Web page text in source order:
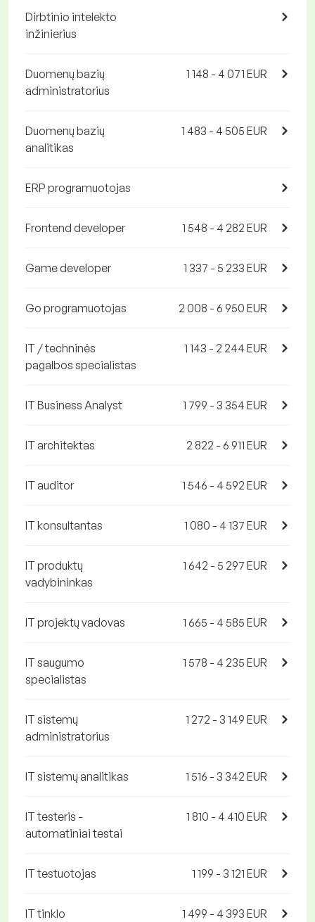
Dirbtinio intelekto
inžinierius
Duomenų bazių
administratorius
1 148 - 4 071 EUR
Duomenų bazių
analitikas
1 483 - 4 505 EUR
ERP programuotojas
Frontend developer 1 548 - 4 282 EUR
Game developer 1 337 - 5 233 EUR
Go programuotojas 2 008 - 6 950 EUR
IT / techninės
pagalbos specialistas
1 143 - 2 244 EUR
IT Business Analyst 1 799 - 3 354 EUR
IT architektas 2 822 - 6 911 EUR
IT auditor 1 546 - 4 592 EUR
IT konsultantas 1 080 - 4 137 EUR
IT produktų
vadybininkas
1 642 - 5 297 EUR
IT projektų vadovas 1 665 - 4 585 EUR
IT saugumo
specialistas
1 578 - 4 235 EUR
IT sistemų
administratorius
1 272 - 3 149 EUR
IT sistemų analitikas 1 516 - 3 342 EUR
IT testeris -
automatiniai testai
1 810 - 4 410 EUR
IT testuotojas 1 199 - 3 121 EUR
IT tinklo
1 499 - 4 393 EUR